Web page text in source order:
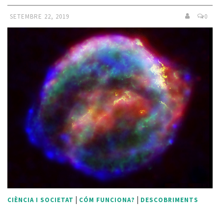
SETEMBRE 22, 2019 0
CIÈNCIA I SOCIETAT | CÓM FUNCIONA? | DESCOBRIMENTS